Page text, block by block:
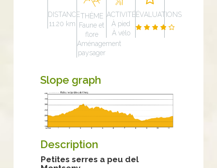
DISTANCE
11.20 km
THÈME
Faune et
flore
Aménagement
paysager
ACTIVITÉ
À pied
À vélo
ÉVALUATIONS
Slope graph
Description
Petites serres a peu del